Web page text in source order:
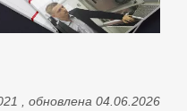
, обновлена 04.06.2026